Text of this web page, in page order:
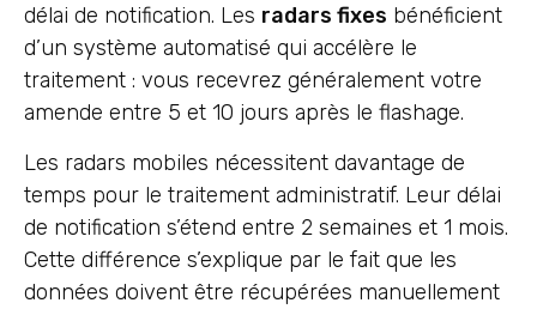
délai de notification. Les radars fixes bénéficient
d’un système automatisé qui accélère le
traitement : vous recevrez généralement votre
amende entre 5 et 10 jours après le flashage.
Les radars mobiles nécessitent davantage de
temps pour le traitement administratif. Leur délai
de notification s’étend entre 2 semaines et 1 mois.
Cette différence s’explique par le fait que les
données doivent être récupérées manuellement